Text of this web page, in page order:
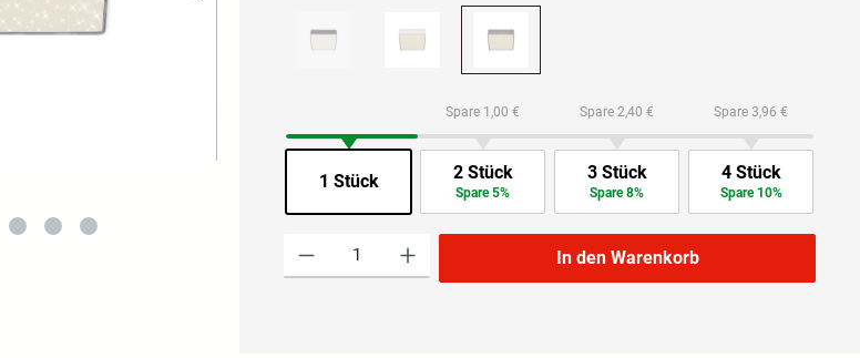
1 Stück
Spare 1,00 €
2 Stück
Spare 5%
Spare 2,40 €
3 Stück
Spare 8%
Spare 3,96 €
4 Stück
Spare 10%
In den Warenkorb